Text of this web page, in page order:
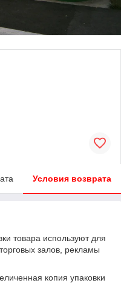
Условия возврата
товара используют для
залов, рекламы
копия упаковки